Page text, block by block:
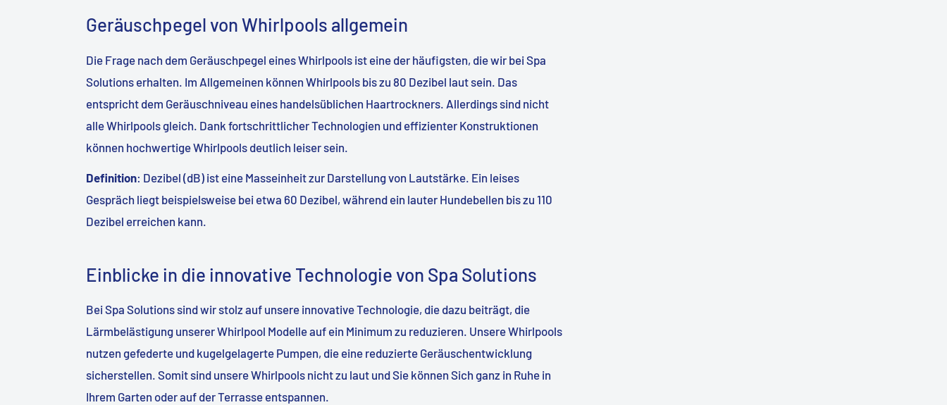
Geräuschpegel von Whirlpools allgemein
Die Frage nach dem Geräuschpegel eines Whirlpools ist eine der häufigsten, die wir bei Spa
Solutions erhalten. Im Allgemeinen können Whirlpools bis zu 80 Dezibel laut sein. Das
entspricht dem Geräuschniveau eines handelsüblichen Haartrockners. Allerdings sind nicht
alle Whirlpools gleich. Dank fortschrittlicher Technologien und effizienter Konstruktionen
können hochwertige Whirlpools deutlich leiser sein.
Definition: Dezibel (dB) ist eine Masseinheit zur Darstellung von Lautstärke. Ein leises
Gespräch liegt beispielsweise bei etwa 60 Dezibel, während ein lauter Hundebellen bis zu 110
Dezibel erreichen kann.
Einblicke in die innovative Technologie von Spa Solutions
Bei Spa Solutions sind wir stolz auf unsere innovative Technologie, die dazu beiträgt, die
Lärmbelästigung unserer Whirlpool Modelle auf ein Minimum zu reduzieren. Unsere Whirlpools
nutzen gefederte und kugelgelagerte Pumpen, die eine reduzierte Geräuschentwicklung
sicherstellen. Somit sind unsere Whirlpools nicht zu laut und Sie können Sich ganz in Ruhe in
Ihrem Garten oder auf der Terrasse entspannen.